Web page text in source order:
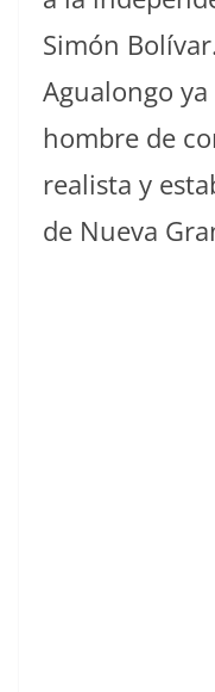
Simón
Agualongo
hombre de
realista y
de Nueva